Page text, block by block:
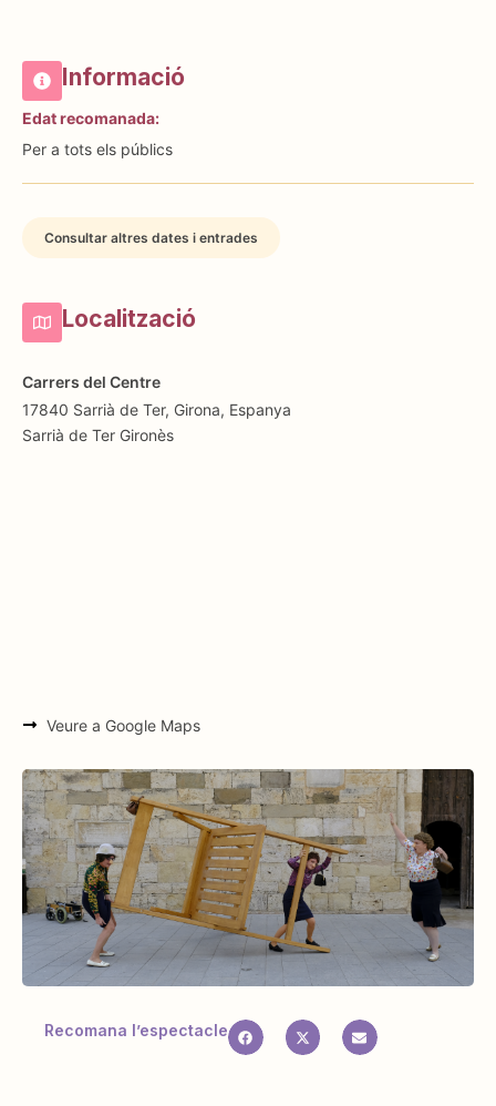
Informació
Edat recomanada:
Per a tots els públics
Consultar altres dates i entrades
Localització
Carrers del Centre
17840 Sarrià de Ter, Girona, Espanya
Sarrià de Ter Gironès
Veure a Google Maps
Recomana l’espectacle